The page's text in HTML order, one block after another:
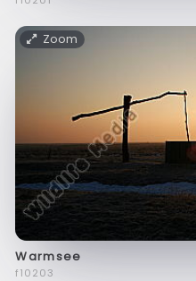
Zoom
Warmsee
f10203